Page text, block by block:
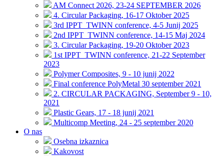
AM Connect 2026, 23-24 SEPTEMBER 2026
4. Circular Packaging, 16-17 Oktober 2025
3rd IPPT_TWINN conference, 4-5 Junij 2025
2nd IPPT_TWINN conference, 14-15 Maj 2024
3. Circular Packaging, 19-20 Oktober 2023
1st IPPT_TWINN conference, 21-22 September
2023
Polymer Composites, 9 - 10 junij 2022
Final conference PolyMetal 30 september 2021
2. CIRCULAR PACKAGING, September 9 - 10,
2021
Plastic Gears, 17 - 18 junij 2021
Multicomp Meeting, 24 - 25 september 2020
O nas
Osebna izkaznica
Kakovost